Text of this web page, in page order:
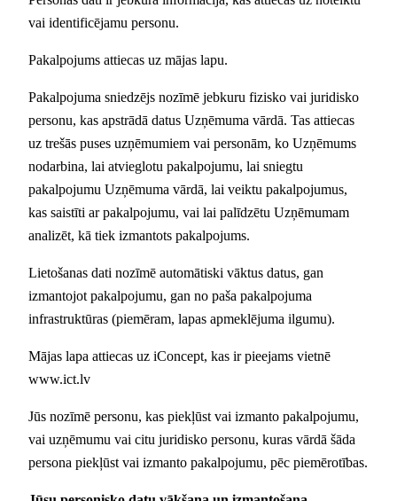
vai identificējamu personu.
Pakalpojums attiecas uz mājas lapu.
Pakalpojuma sniedzējs nozīmē jebkuru fizisko vai juridisko
personu, kas apstrādā datus Uzņēmuma vārdā. Tas attiecas
uz trešās puses uzņēmumiem vai personām, ko Uzņēmums
nodarbina, lai atvieglotu pakalpojumu, lai sniegtu
pakalpojumu Uzņēmuma vārdā, lai veiktu pakalpojumus,
kas saistīti ar pakalpojumu, vai lai palīdzētu Uzņēmumam
analizēt, kā tiek izmantots pakalpojums.
Lietošanas dati nozīmē automātiski vāktus datus, gan
izmantojot pakalpojumu, gan no paša pakalpojuma
infrastruktūras (piemēram, lapas apmeklējuma ilgumu).
Mājas lapa attiecas uz iConcept, kas ir pieejams vietnē
www.ict.lv
Jūs nozīmē personu, kas piekļūst vai izmanto pakalpojumu,
vai uzņēmumu vai citu juridisko personu, kuras vārdā šāda
persona piekļūst vai izmanto pakalpojumu, pēc piemērotības.